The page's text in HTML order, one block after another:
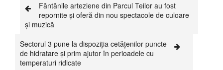
Fântânile arteziene din Parcul Teilor au fost
repornite și oferă din nou spectacole de culoare
și muzică
Sectorul 3 pune la dispoziția cetățenilor puncte
de hidratare și prim ajutor în perioadele cu
temperaturi ridicate